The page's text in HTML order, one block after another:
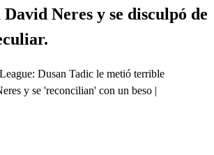
Neres y se disculpó de